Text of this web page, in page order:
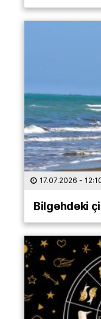
17.07.2026 -
Bilgəhdəki